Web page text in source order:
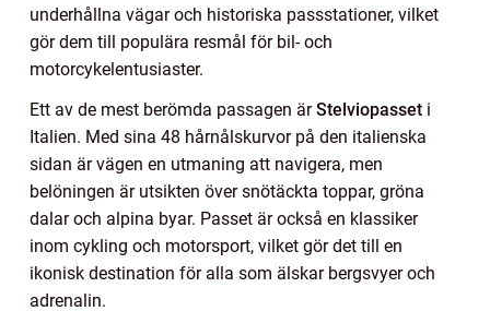
underhållna vägar och historiska passstationer, vilket
gör dem till populära resmål för bil- och
motorcykelentusiaster.
Ett av de mest berömda passagen ärStelviopasset i
Italien. Med sina 48 hårnålskurvor på den italienska
sidan är vägen en utmaning att navigera, men
belöningen är utsikten över snötäckta toppar, gröna
dalar och alpina byar. Passet är också en klassiker
inom cykling och motorsport, vilket gör det till en
ikonisk destination för alla som älskar bergsvyer och
adrenalin.